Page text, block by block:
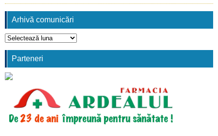
Arhivă comunicări
Arhivă
comunicări
Parteneri